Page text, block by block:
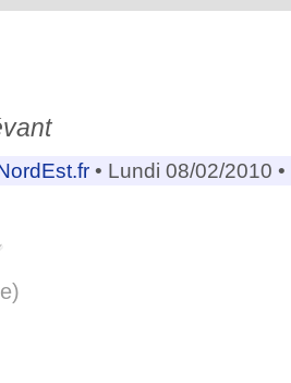
• Lundi 08/02/2010 •